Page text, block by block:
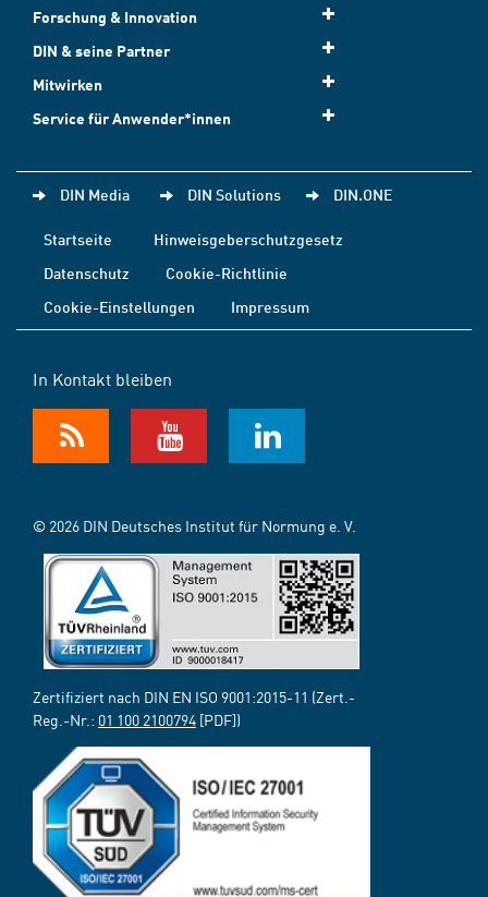
Forschung & Innovation
DIN & seine Partner
Mitwirken
Service für Anwender*innen
DIN Media DIN Solutions DIN.ONE
Startseite
Hinweisgeberschutzgesetz
Datenschutz
Cookie-Richtlinie
Cookie-Einstellungen
Impressum
In Kontakt bleiben
© 2026 DIN Deutsches Institut für Normung e. V.
Zertifiziert nach DIN EN ISO 9001:2015-11 (Zert.-
Reg.-Nr.: 01 100 2100794 [PDF])